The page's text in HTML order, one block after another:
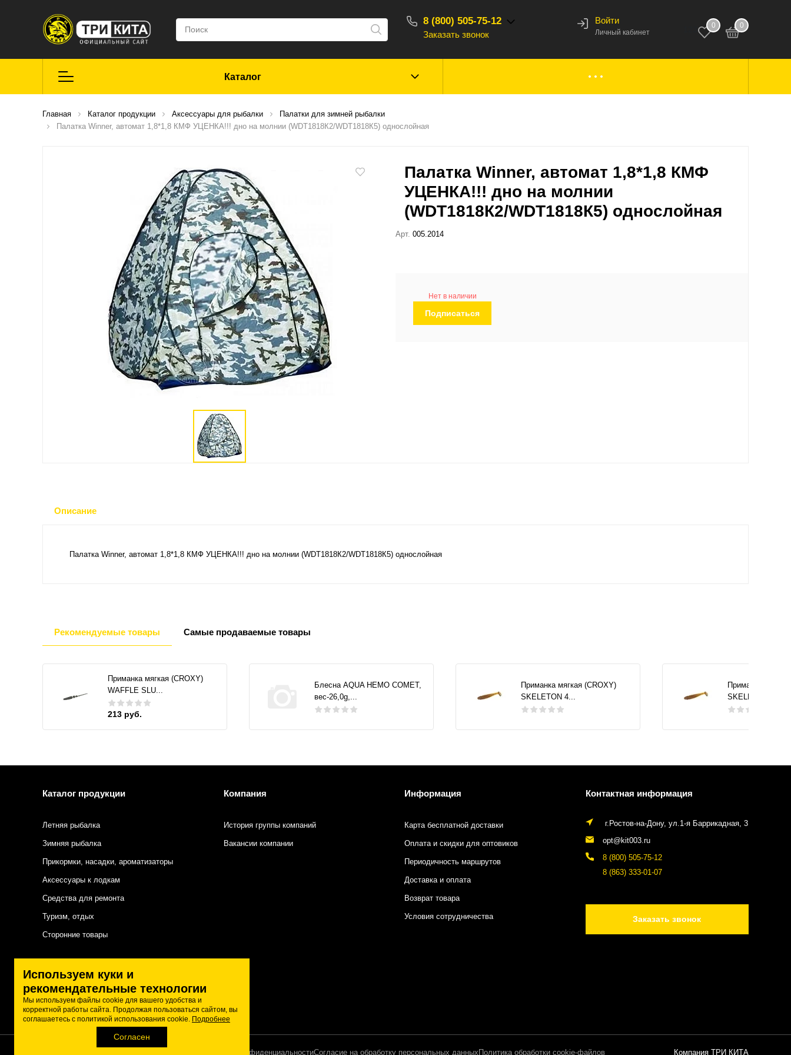
8 (800) 505-75-12
Заказать звонок
Войти
Личный кабинет
0 0
Каталог
Мягкие приманки
Главная Каталог продукции Аксессуары для рыбалки
Палатки для зимней рыбалки
Палатка Winner, автомат 1,8*1,8 КМФ УЦЕНКА!!! дно на молнии (WDT1818К2/WDT1818К5) однослойная
Палатка Winner, автомат 1,8*1,8 КМФ
УЦЕНКА!!! дно на молнии
(WDT1818К2/WDT1818К5) однослойная
Арт. 005.2014
Нет в наличии
Подписаться
Описание
Палатка Winner, автомат 1,8*1,8 КМФ УЦЕНКА!!! дно на молнии (WDT1818К2/WDT1818К5) однослойная
Рекомендуемые товары Самые продаваемые товары
Приманка мягкая (CROXY)
WAFFLE SLU...
213 руб.
Блесна AQUA НЕМО COMET,
вес-26,0g,...
Приманка мягкая (CROXY)
SKELETON 4...
Приманка мягкая
SKELETON 4...
Каталог продукции
Летняя рыбалка
Зимняя рыбалка
Прикормки, насадки, ароматизаторы
Аксессуары к лодкам
Средства для ремонта
Туризм, отдых
Сторонние товары
Компания
История группы компаний
Вакансии компании
Информация
Карта бесплатной доставки
Оплата и скидки для оптовиков
Периодичность маршрутов
Доставка и оплата
Возврат товара
Условия сотрудничества
Контактная информация
г.Ростов-на-Дону, ул.1-я Баррикадная, 3
opt@kit003.ru
8 (800) 505-75-12
8 (863) 333-01-07
Заказать звонок
Политика конфиденциальностиСогласие на обработку персональных данных Политика обработки cookie-файлов Компания ТРИ КИТА
Используем куки и
рекомендательные технологии
Мы используем файлы cookie для вашего удобства и
корректной работы сайта. Продолжая пользоваться сайтом, вы
соглашаетесь с политикой использования cookie. Подробнее
Согласен